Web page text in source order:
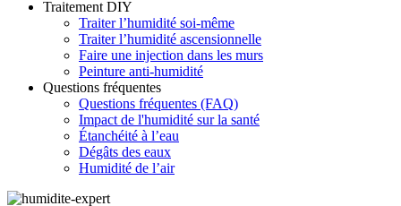
Traitement DIY
Traiter l’humidité soi-même
Traiter l’humidité ascensionnelle
Faire une injection dans les murs
Peinture anti-humidité
Questions fréquentes
Questions fréquentes (FAQ)
Impact de l'humidité sur la santé
Étanchéité à l’eau
Dégâts des eaux
Humidité de l’air